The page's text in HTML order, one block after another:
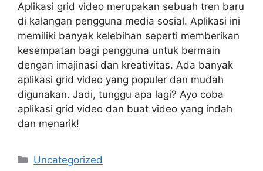
Aplikasi grid video merupakan sebuah tren baru
di kalangan pengguna media sosial. Aplikasi ini
memiliki banyak kelebihan seperti memberikan
kesempatan bagi pengguna untuk bermain
dengan imajinasi dan kreativitas. Ada banyak
aplikasi grid video yang populer dan mudah
digunakan. Jadi, tunggu apa lagi? Ayo coba
aplikasi grid video dan buat video yang indah
dan menarik!
Categories
Uncategorized